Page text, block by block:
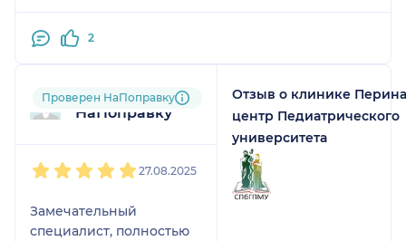
2
Пользователь
НаПоправку
Проверен НаПоправку
27.08.2025
Замечательный
специалист, полностью
Отзыв о клинике
центр Педиатрического
университета